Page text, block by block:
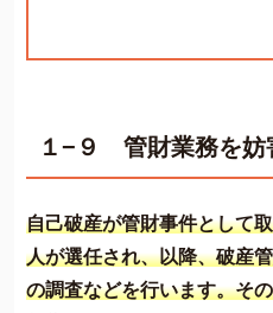
１−９ 管財業務を妨
自己破産が管財事件として
人が選任され、以降、破産
の調査などを行います。そ